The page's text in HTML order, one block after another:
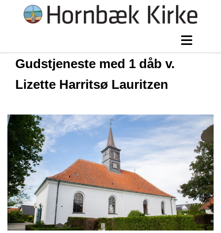
Gudstjeneste med 1 dåb v.
Lizette Harritsø Lauritzen